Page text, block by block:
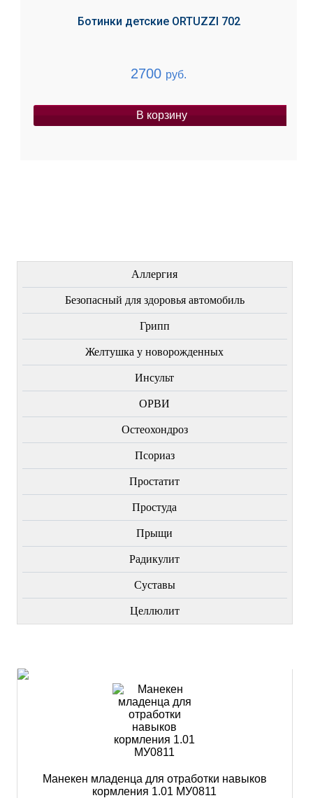
Ботинки детские ORTUZZI 702
2700 руб.
В корзину
Аллергия
Безопасный для здоровья автомобиль
Грипп
Желтушка у новорожденных
Инсульт
ОРВИ
Остеохондроз
Пcориаз
Простатит
Простуда
Прыщи
Радикулит
Суставы
Целлюлит
Манекен младенца для отработки навыков
кормления 1.01 МУ0811